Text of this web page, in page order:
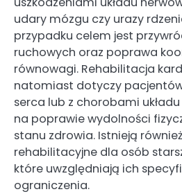
udary mózgu czy urazy
przypadku celem jest
ruchowych oraz poprawa
równowagi. Rehabilitacja
natomiast dotyczy
serca lub z chorobami
na poprawie wydolności
stanu zdrowia. Istnieją
rehabilitacyjne dla osób
które uwzględniają ich
ograniczenia.